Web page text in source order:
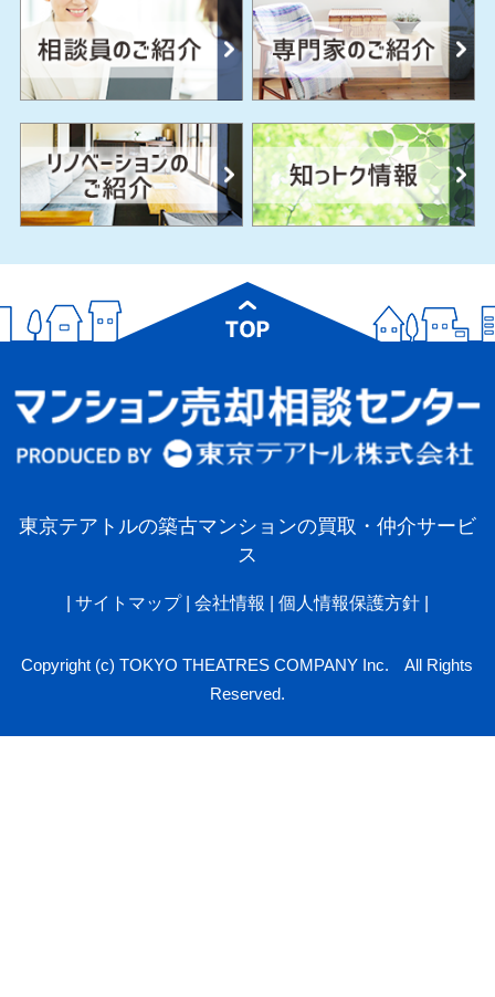
東京テアトルの築古マンションの買取・仲介サービ
ス
サイトマップ 会社情報 個人情報保護方針|
Copyright (c) TOKYO THEATRES COMPANY Inc. All Rights
Reserved.